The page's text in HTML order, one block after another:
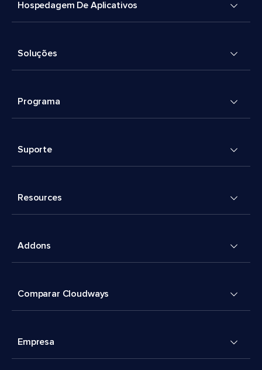
Hospedagem De Aplicativos
Soluções
Programa
Suporte
Resources
Addons
Comparar Cloudways
Empresa